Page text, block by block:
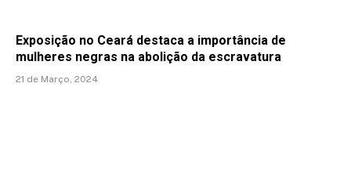
Exposição no Ceará destaca a importância de
mulheres negras na abolição da escravatura
21 de Março, 2024